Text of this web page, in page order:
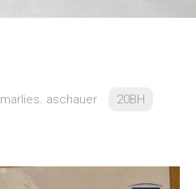
marlies. aschauer
20BH